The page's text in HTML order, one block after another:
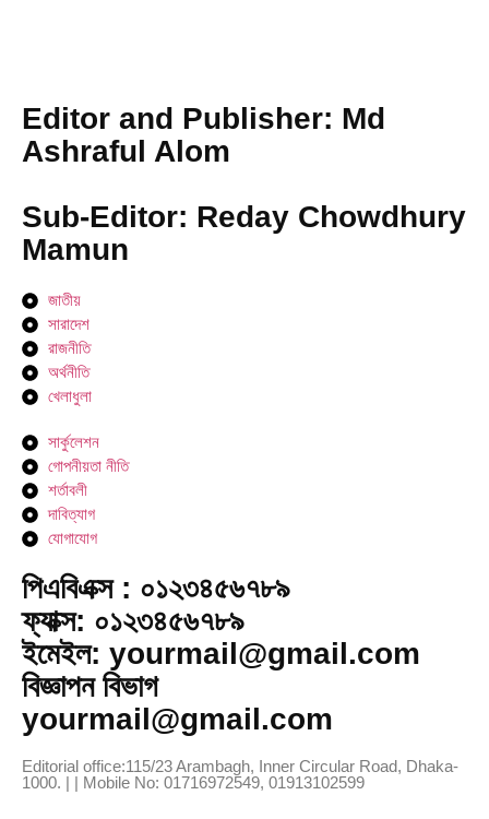
Editor and Publisher: Md
Ashraful Alom
Sub-Editor: Reday Chowdhury
Mamun
জাতীয়
সারাদেশ
রাজনীতি
অর্থনীতি
খেলাধুলা
সার্কুলেশন
গোপনীয়তা নীতি
শর্তাবলী
দাবিত্যাগ
যোগাযোগ
পিএবিএক্স : ০১২৩৪৫৬৭৮৯
ফ্যাক্স: ০১২৩৪৫৬৭৮৯
ইমেইল: yourmail@gmail.com
বিজ্ঞাপন বিভাগ
yourmail@gmail.com
Editorial office:115/23 Arambagh, Inner Circular Road, Dhaka-
1000. | | Mobile No: 01716972549, 01913102599